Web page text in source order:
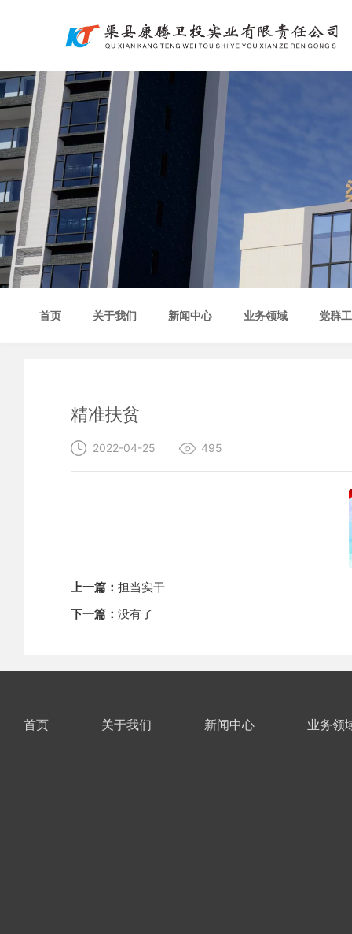
首页 关于我们 新闻中心 业务领域 党群
精准扶贫
2022-04-25 495
上一篇： 担当实干
下一篇： 没有了
首页 关于我们 新闻中心 业务领